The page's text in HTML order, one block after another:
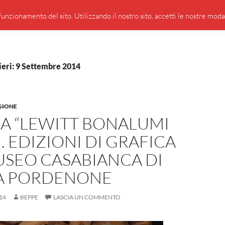
PRESENTAZIONE DI GIUSEPPE BORSOI
9 Settembre 2014
“LEWITT BONALUMI
EDIZIONI DI GRAFICA
CASABIANCA DI
PORDENONE
BEPPE LASCIA UN COMMENTO
del sito. Utilizzando il nostro sito, accetti le nostre